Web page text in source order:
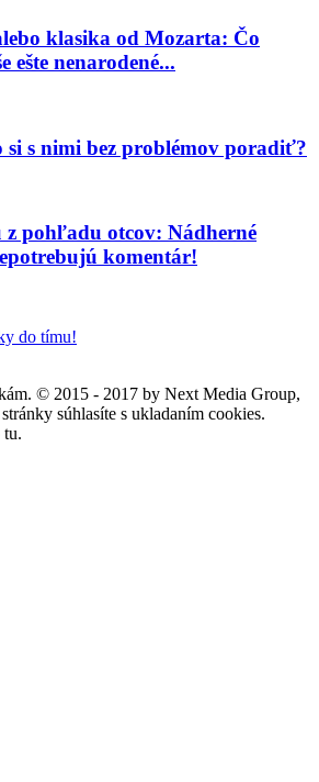
klasika od Mozarta: Čo
ešte nenarodené...
si s nimi bez problémov poradiť?
z pohľadu otcov: Nádherné
komentár!
do tímu!
© 2015 - 2017 by Next Media Group,
súhlasíte s ukladaním cookies.